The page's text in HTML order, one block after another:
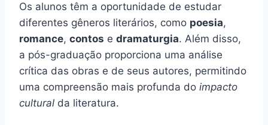
Os alunos têm a oportunidade de estudar
diferentes gêneros literários, como poesia,
romance, contos e dramaturgia. Além disso,
a pós-graduação proporciona uma análise
crítica das obras e de seus autores, permitindo
uma compreensão mais profunda do impacto
cultural da literatura.